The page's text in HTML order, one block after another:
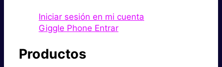
Iniciar sesión en mi cuenta
Giggle Phone Entrar
Productos